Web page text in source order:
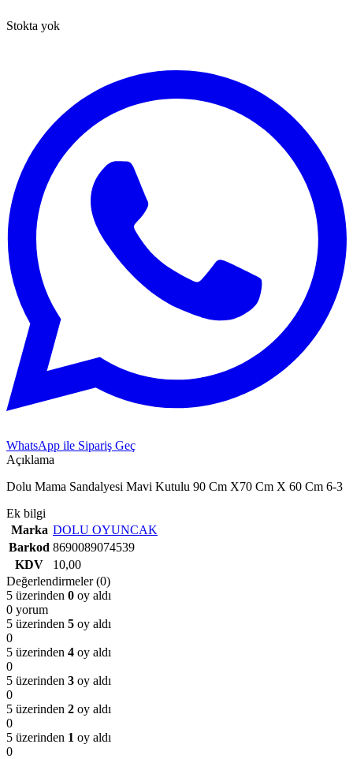
Stokta yok
WhatsApp ile Sipariş Geç
Açıklama
Dolu Mama Sandalyesi Mavi Kutulu 90 Cm X70 Cm X 60 Cm 6-3
Ek bilgi
Marka DOLU OYUNCAK
Barkod 8690089074539
KDV
10,00
Değerlendirmeler (0)
5 üzerinden 0 oy aldı
0 yorum
5 üzerinden 5 oy aldı
0
5 üzerinden 4 oy aldı
0
5 üzerinden 3 oy aldı
0
5 üzerinden 2 oy aldı
0
5 üzerinden 1 oy aldı
0